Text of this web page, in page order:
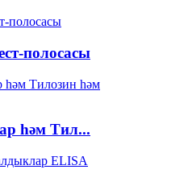
полосасы
һәм Тил...